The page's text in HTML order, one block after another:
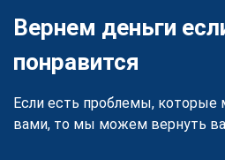
Вернем деньги
понравится
Если есть проблемы,
вами, то мы можем вернуть